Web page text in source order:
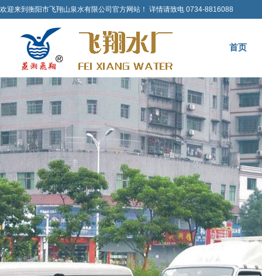
欢迎来到衡阳市飞翔山泉水有限公司官方网站！ 详情请致电 0734-8816088
首页